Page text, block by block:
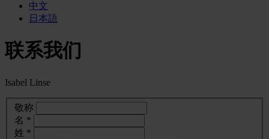
中文
日本語
联系我们
Isabel Linse
敬称
名 *
姓 *